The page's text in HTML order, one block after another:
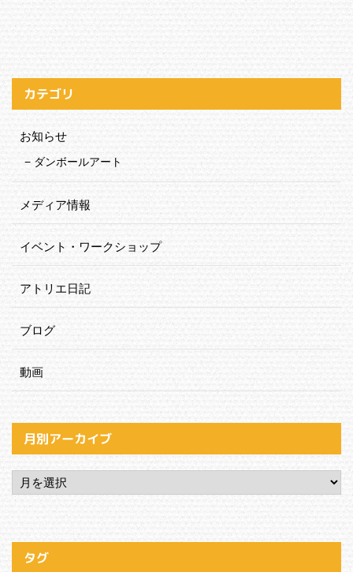
カテゴリ
お知らせ
ダンボールアート
メディア情報
イベント・ワークショップ
アトリエ日記
ブログ
動画
月別アーカイブ
タグ